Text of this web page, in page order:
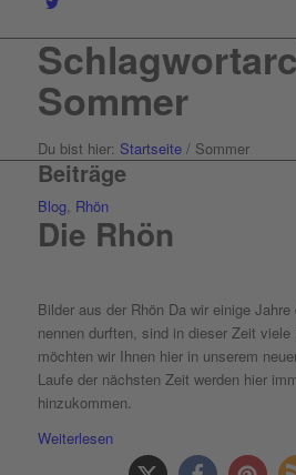
Sommer
Du bist hier: Startseite / Sommer
Beiträge
Blog, Rhön
Die Rhön
Bilder aus der Rhön Da wir einige
nennen durften, sind in dieser Zeit
möchten wir Ihnen hier in unserem
Laufe der nächsten Zeit werden hier
hinzukommen.
Weiterlesen